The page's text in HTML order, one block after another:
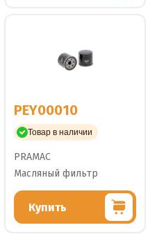
PEY00010
Товар в наличии
PRAMAC
Масляный фильтр
Купить